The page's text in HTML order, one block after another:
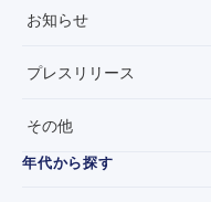
代
田
中
V
R
お知らせ
プレスリリース
その他
年代から探す